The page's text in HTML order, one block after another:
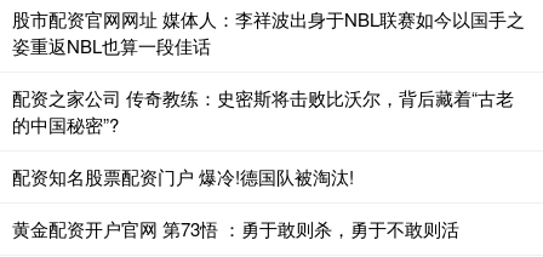
股市配资官网网址 媒体人：李祥波出身于NBL联赛如今以国手之
姿重返NBL也算一段佳话
配资之家公司 传奇教练：史密斯将击败比沃尔，背后藏着“古老
的中国秘密”?
配资知名股票配资门户 爆冷!德国队被淘汰!
黄金配资开户官网 第73悟 ：勇于敢则杀，勇于不敢则活